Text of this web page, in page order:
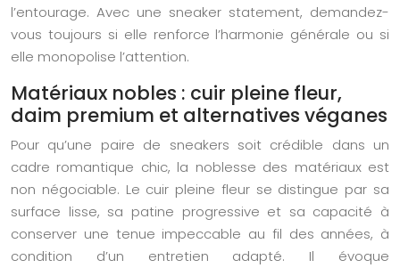
l’entourage. Avec une sneaker statement, demandez-
vous toujours si elle renforce l’harmonie générale ou si
elle monopolise l’attention.
Matériaux nobles : cuir pleine fleur,
daim premium et alternatives véganes
Pour qu’une paire de sneakers soit crédible dans un
cadre romantique chic, la noblesse des matériaux est
non négociable. Le cuir pleine fleur se distingue par sa
surface lisse, sa patine progressive et sa capacité à
conserver une tenue impeccable au fil des années, à
condition d’un entretien adapté. Il évoque